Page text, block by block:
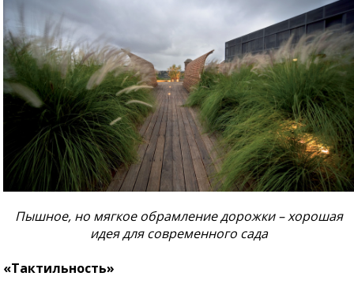
Пышное, но мягкое обрамление дорожки – хорошая
идея для современного сада
«Тактильность»